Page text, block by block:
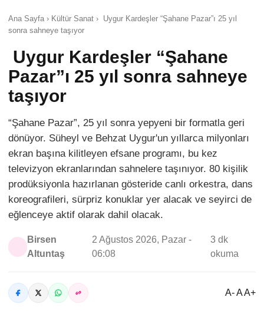
Ana Sayfa › Kültür Sanat › Uygur Kardeşler “Şahane Pazar”ı 25 yıl
sonra sahneye taşıyor
Uygur Kardeşler “Şahane
Pazar”ı 25 yıl sonra sahneye
taşıyor
“Şahane Pazar”, 25 yıl sonra yepyeni bir formatla geri
dönüyor. Süheyl ve Behzat Uygur'un yıllarca milyonları
ekran başına kilitleyen efsane programı, bu kez
televizyon ekranlarından sahnelere taşınıyor. 80 kişilik
prodüksiyonla hazırlanan gösteride canlı orkestra, dans
koreografileri, sürpriz konuklar yer alacak ve seyirci de
eğlenceye aktif olarak dahil olacak.
Birsen
Altuntaş
2 Ağustos 2026, Pazar -
06:08
3 dk
okuma
A- A A+